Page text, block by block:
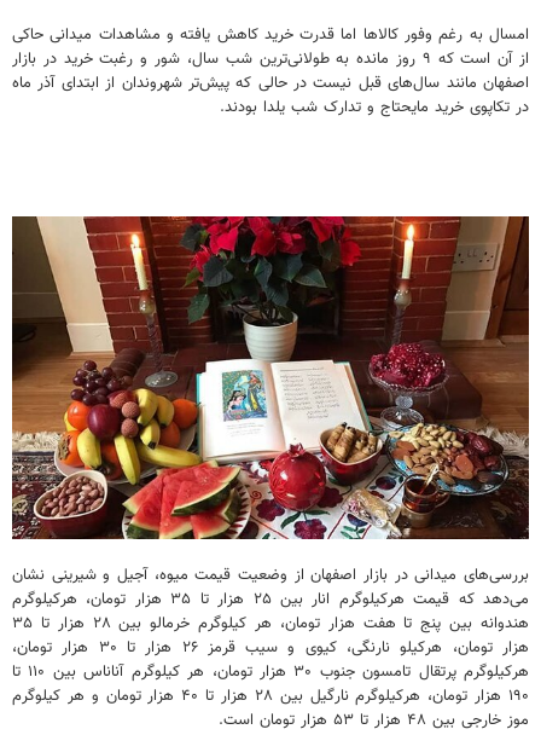
امسال به رغم وفور کالاها اما قدرت خرید کاهش یافته و مشاهدات میدانی حاکی
از آن است که ۹ روز مانده به طولانی‌ترین شب سال، شور و رغبت خرید در بازار
اصفهان مانند سال‌های قبل نیست در حالی که پیش‌تر شهروندان از ابتدای آذر ماه
در تکاپوی خرید مایحتاج و تدارک شب یلدا بودند.
بررسی‌های میدانی در بازار اصفهان از وضعیت قیمت میوه، آجیل و شیرینی نشان
می‌دهد که قیمت هرکیلوگرم انار بین ۲۵ هزار تا ۳۵ هزار تومان، هرکیلوگرم
هندوانه بین پنج تا هفت هزار تومان، هر کیلوگرم خرمالو بین ۲۸ هزار تا ۳۵
هزار تومان، هرکیلو نارنگی، کیوی و سیب قرمز ۲۶ هزار تا ۳۰ هزار تومان،
هرکیلوگرم پرتقال تامسون جنوب ۳۰ هزار تومان، هر کیلوگرم آناناس بین ۱۱۰ تا
۱۹۰ هزار تومان، هرکیلوگرم نارگیل بین ۲۸ هزار تا ۴۰ هزار تومان و هر کیلوگرم
موز خارجی بین ۴۸ هزار تا ۵۳ هزار تومان است.